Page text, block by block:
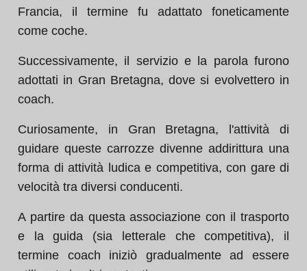
Francia, il termine fu adattato foneticamente
come coche.
Successivamente, il servizio e la parola furono
adottati in Gran Bretagna, dove si evolvettero in
coach.
Curiosamente, in Gran Bretagna, l'attività di
guidare queste carrozze divenne addirittura una
forma di attività ludica e competitiva, con gare di
velocità tra diversi conducenti.
A partire da questa associazione con il trasporto
e la guida (sia letterale che competitiva), il
termine coach iniziò gradualmente ad essere